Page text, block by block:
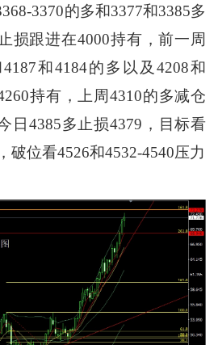
3370的多和3377和3385多
损跟进在4000持有，前一周
和4184的多以及4208和
持有，上周4310的多减仓
日4385多止损4379，目标看
破位看4526和4532-4540压力